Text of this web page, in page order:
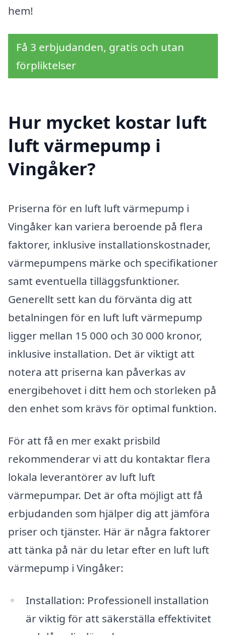
hem!
Få 3 erbjudanden, gratis och utan
förpliktelser
Hur mycket kostar luft
luft värmepump i
Vingåker?
Priserna för en luft luft värmepump i
Vingåker kan variera beroende på flera
faktorer, inklusive installationskostnader,
värmepumpens märke och specifikationer
samt eventuella tilläggsfunktioner.
Generellt sett kan du förvänta dig att
betalningen för en luft luft värmepump
ligger mellan 15 000 och 30 000 kronor,
inklusive installation. Det är viktigt att
notera att priserna kan påverkas av
energibehovet i ditt hem och storleken på
den enhet som krävs för optimal funktion.
För att få en mer exakt prisbild
rekommenderar vi att du kontaktar flera
lokala leverantörer av luft luft
värmepumpar. Det är ofta möjligt att få
erbjudanden som hjälper dig att jämföra
priser och tjänster. Här är några faktorer
att tänka på när du letar efter en luft luft
värmepump i Vingåker:
Installation: Professionell installation
är viktig för att säkerställa effektivitet